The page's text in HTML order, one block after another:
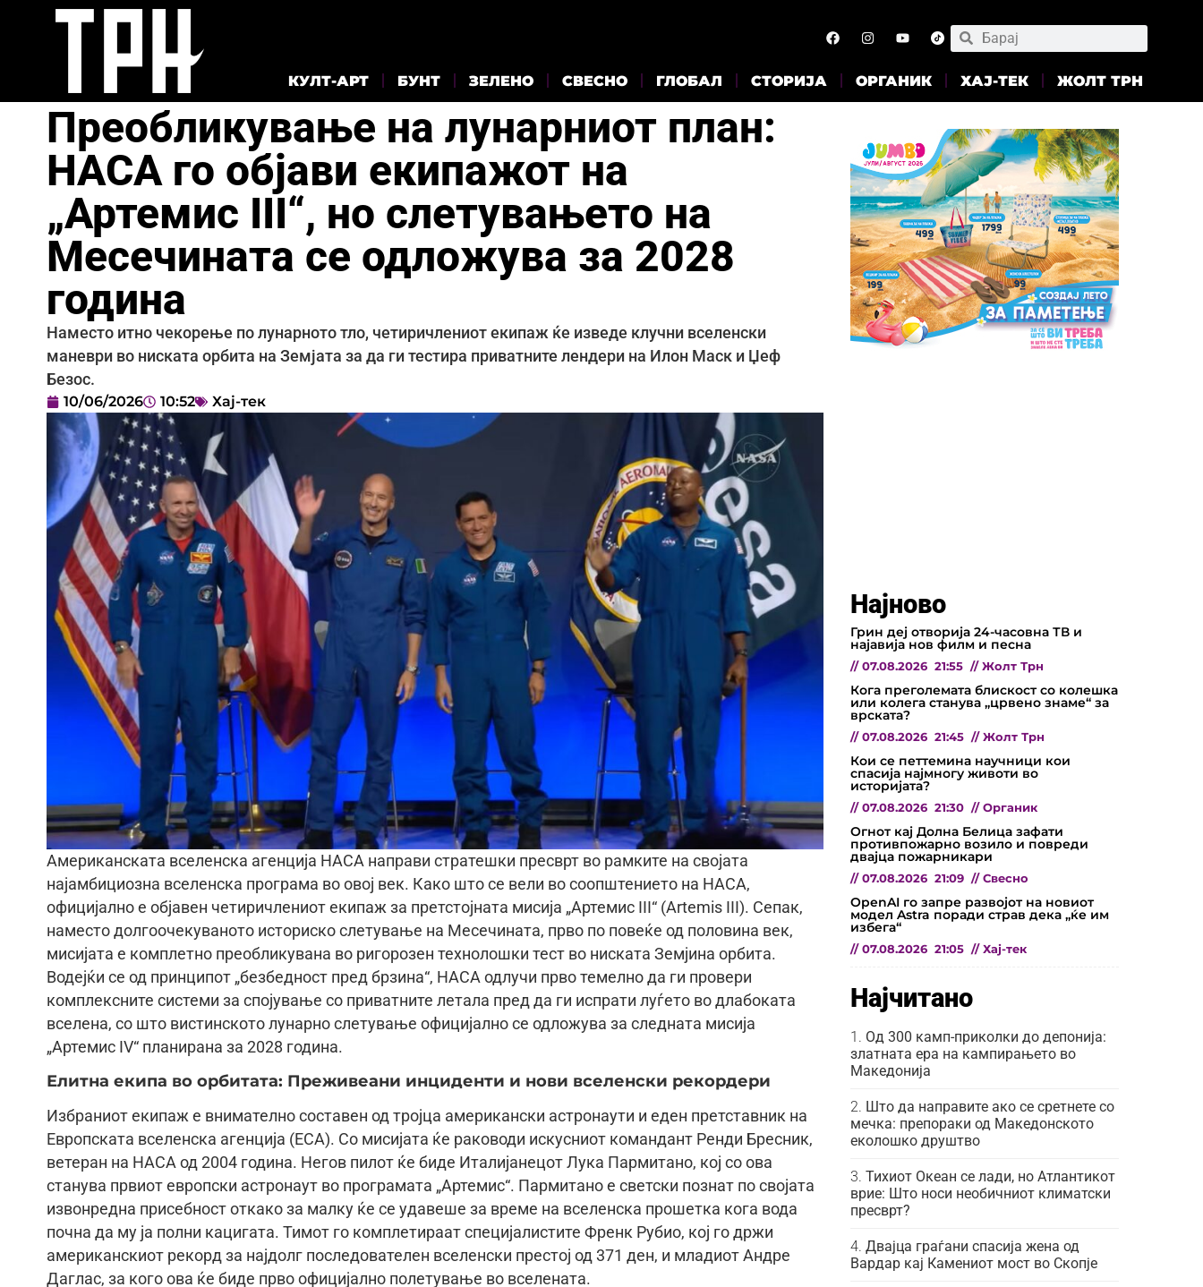
КУЛТ-АРТ БУНТ ЗЕЛЕНО СВЕСНО ГЛОБАЛ СТОРИЈА ОРГАНИК ХАЈ-ТЕК ЖОЛТ ТРН
Преобликување на лунарниот план:
НАСА го објави екипажот на
„Артемис III“, но слетувањето на
Месечината се одложува за 2028
година
Наместо итно чекорење по лунарното тло, четиричлениот екипаж ќе изведе клучни вселенски
маневри во ниската орбита на Земјата за да ги тестира приватните лендери на Илон Маск и Џеф
Безос.
10/06/2026 10:52 Хај-тек
Американската вселенска агенција НАСА направи стратешки пресврт во рамките на својата
најамбициозна вселенска програма во овој век. Како што се вели во соопштението на НАСА,
официјално е објавен четиричлениот екипаж за претстојната мисија „Артемис III“ (Artemis III). Сепак,
наместо долгоочекуваното историско слетување на Месечината, прво по повеќе од половина век,
мисијата е комплетно преобликувана во ригорозен технолошки тест во ниската Земјина орбита.
Водејќи се од принципот „безбедност пред брзина“, НАСА одлучи прво темелно да ги провери
комплексните системи за спојување со приватните летала пред да ги испрати луѓето во длабоката
вселена, со што вистинското лунарно слетување официјално се одложува за следната мисија
„Артемис IV“ планирана за 2028 година.
Елитна екипа во орбитата: Преживеани инциденти и нови вселенски рекордери
Избраниот екипаж е внимателно составен од тројца американски астронаути и еден претставник на
Европската вселенска агенција (ЕСА). Со мисијата ќе раководи искусниот командант Ренди Бресник,
ветеран на НАСА од 2004 година. Негов пилот ќе биде Италијанецот Лука Пармитано, кој со ова
станува првиот европски астронаут во програмата „Артемис“. Пармитано е светски познат по својата
извонредна присебност откако за малку ќе се удавеше за време на вселенска прошетка кога вода
почна да му ја полни кацигата. Тимот го комплетираат специјалистите Френк Рубио, кој го држи
американскиот рекорд за најдолг последователен вселенски престој од 371 ден, и младиот Андре
Даглас, за кого ова ќе биде прво официјално полетување во вселената.
Најново
Грин деј отворија 24-часовна ТВ и
најавија нов филм и песна
// 07.08.2026 21:55 // Жолт Трн
Кога преголемата блискост со колешка
или колега станува „црвено знаме“ за
врската?
// 07.08.2026 21:45 // Жолт Трн
Кои се петтемина научници кои
спасија најмногу животи во
историјата?
// 07.08.2026 21:30 // Органик
Огнот кај Долна Белица зафати
противпожарно возило и повреди
двајца пожарникари
// 07.08.2026 21:09 // Свесно
OpenAI го запре развојот на новиот
модел Astra поради страв дека „ќе им
избега“
// 07.08.2026 21:05 // Хај-тек
Најчитано
Од 300 камп-приколки до депонија:
златната ера на кампирањето во
Македонија
Што да направите ако се сретнете со
мечка: препораки од Македонското
еколошко друштво
Тихиот Океан се лади, но Атлантикот
врие: Што носи необичниот климатски
пресврт?
Двајца граѓани спасија жена од
Вардар кај Камениот мост во Скопје